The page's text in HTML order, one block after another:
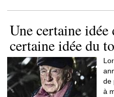
Une certaine idée
certaine idée du
de
à